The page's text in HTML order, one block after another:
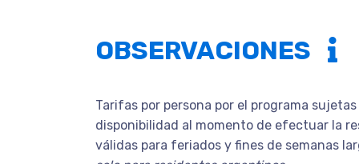
OBSERVACIONES
Tarifas por persona por el programa
disponibilidad al momento de efectuar la
válidas para feriados y fines de semanas